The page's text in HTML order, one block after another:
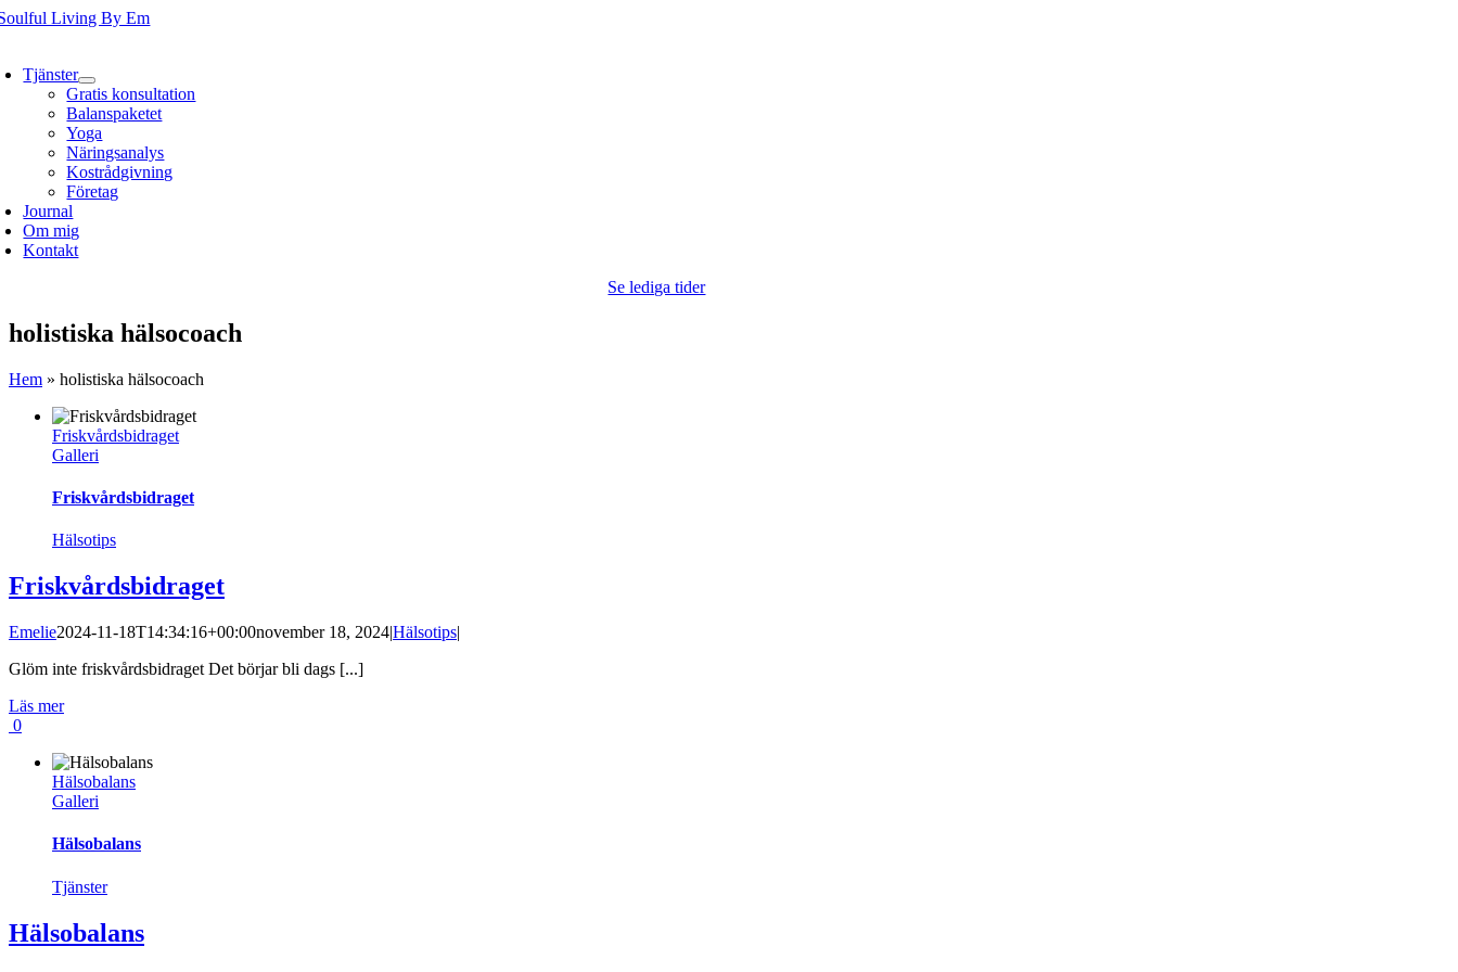
Fortsätt
Tjänster
Gratis konsultation
Balanspaketet
Yoga
Näringsanalys
Kostrådgivning
Företag
Journal
Om mig
Kontakt
Se lediga tider
holistiska hälsocoach
Hem » holistiska hälsocoach
Friskvårdsbidraget
Galleri
Friskvårdsbidraget
Hälsotips
Friskvårdsbidraget
Emelie2024-11-18T14:34:16+00:00november 18, 2024|Hälsotips|
Glöm inte friskvårdsbidraget Det börjar bli dags [...]
Läs mer
0
Hälsobalans
Galleri
Hälsobalans
Tjänster
Hälsobalans